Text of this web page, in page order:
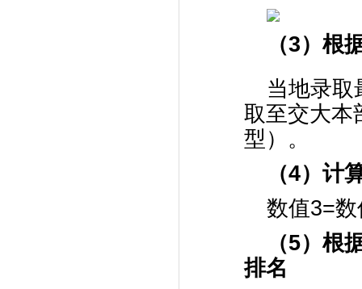
（3）根
当地录取
取至交大本
型）。
（4）计
数值3=
（5）根
排名